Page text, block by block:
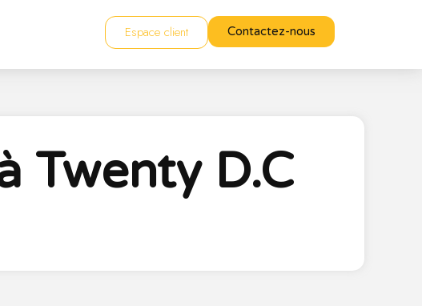
Espace client Contactez-nous
Twenty D.C